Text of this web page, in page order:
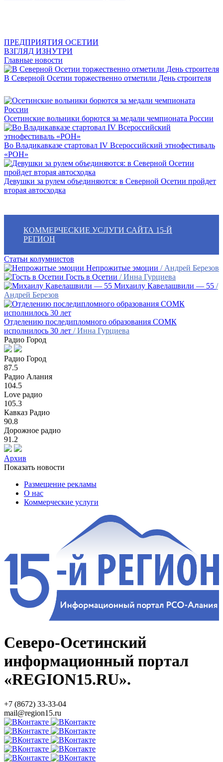
ПРЕДПРИЯТИЯ ОСЕТИИ
ВЗГЛЯД ИЗНУТРИ
Главные новости
В Северной Осетии торжественно отметили День строителя
Осетинские вольники борются за медали чемпионата России
Во Владикавказе стартовал IV Всероссийский этнофестиваль
«РОН»
Девушки за рулем объединяются: в Северной Осетии пройдет
вторая автосходка
КОММЕРЧЕСКИЕ УСЛУГИ САЙТА 15-Й
РЕГИОН
Статьи колумнистов
Непрожитые эмоции / Андрей Березов
Гость в Осетии / Инна Гурциева
Михаилу Кавелашвили — 55 /
Андрей Березов
Отделению последипломного образования СОМК
исполнилось 30 лет / Инна Гурциева
Радио Город
Радио Город
87.5
Радио Алания
104.5
Love радио
105.3
Кавказ Радио
90.8
Дорожное радио
91.2
Архив
Показать новости
Размещение рекламы
О нас
Коммерческие услуги
Северо-Осетинский
информационный портал
«REGION15.RU».
+7 (8672) 33-33-04
mail@region15.ru